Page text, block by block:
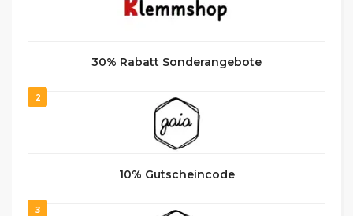
30% Rabatt Sonderangebote
2
10% Gutscheincode
3